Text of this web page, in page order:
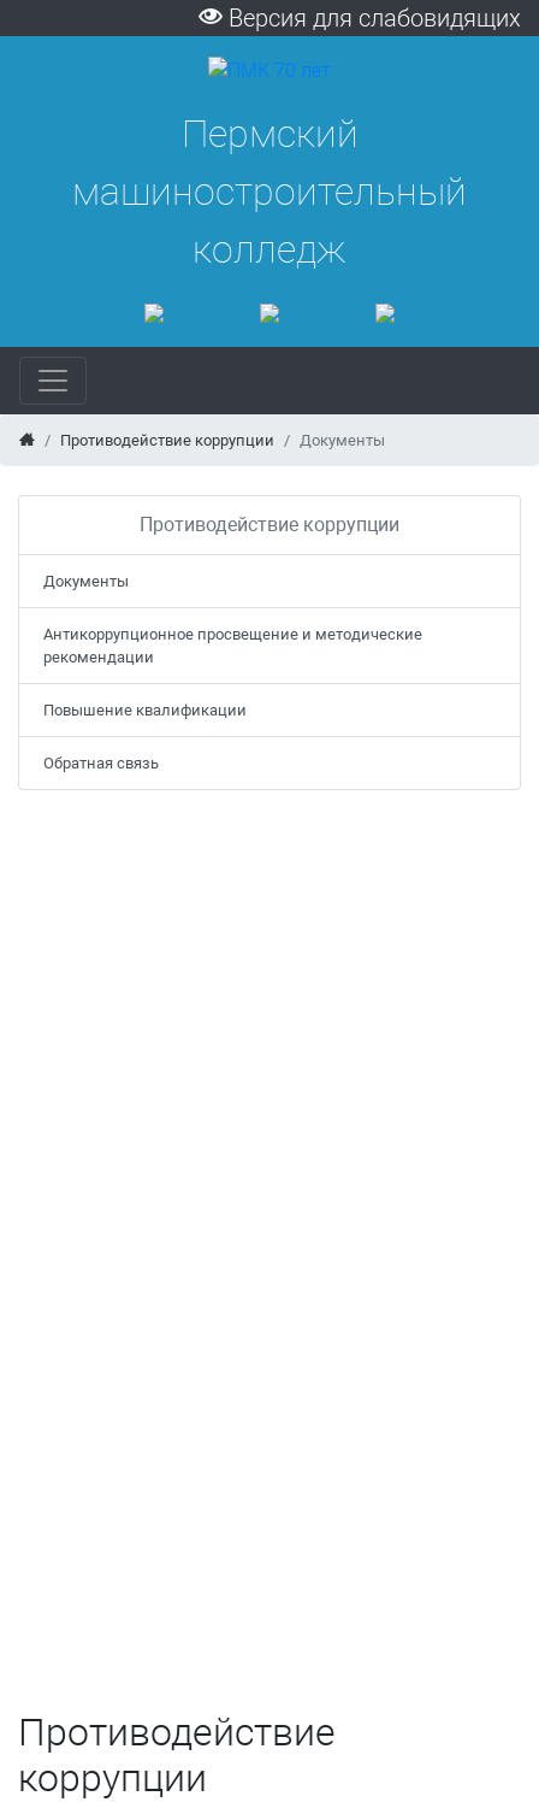
Версия для слабовидящих
Пермский
машиностроительный
колледж
Противодействие коррупции Документы
Противодействие коррупции
Документы
Антикоррупционное просвещение и методические
рекомендации
Повышение квалификации
Обратная связь
Противодействие
коррупции